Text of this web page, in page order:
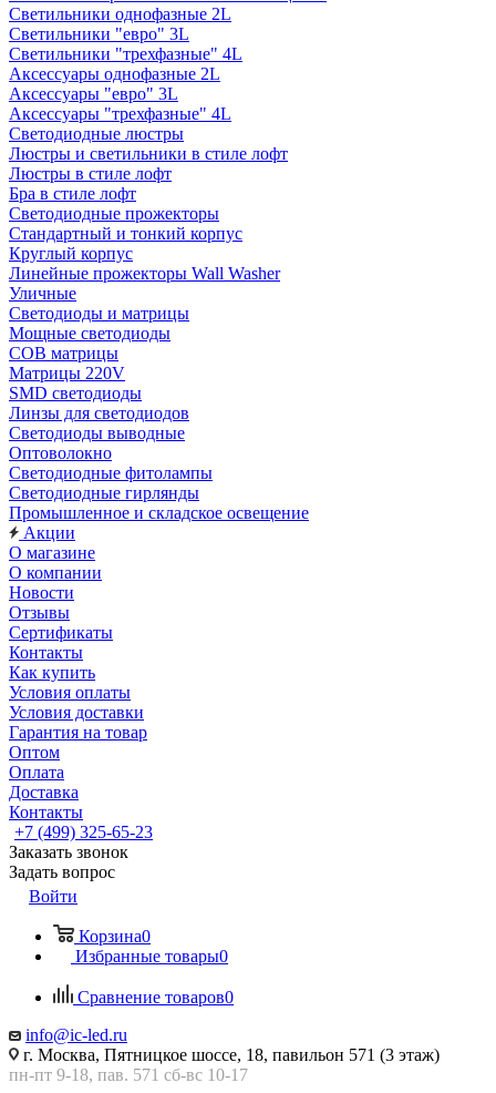
Светильники однофазные 2L
Светильники "евро" 3L
Светильники "трехфазные" 4L
Аксессуары однофазные 2L
Аксессуары "евро" 3L
Аксессуары "трехфазные" 4L
Светодиодные люстры
Люстры и светильники в стиле лофт
Люстры в стиле лофт
Бра в стиле лофт
Светодиодные прожекторы
Стандартный и тонкий корпус
Круглый корпус
Линейные прожекторы Wall Washer
Уличные
Светодиоды и матрицы
Мощные светодиоды
COB матрицы
Матрицы 220V
SMD светодиоды
Линзы для светодиодов
Светодиоды выводные
Оптоволокно
Светодиодные фитолампы
Светодиодные гирлянды
Промышленное и складское освещение
Акции
О магазине
О компании
Новости
Отзывы
Сертификаты
Контакты
Как купить
Условия оплаты
Условия доставки
Гарантия на товар
Оптом
Оплата
Доставка
Контакты
+7 (499) 325-65-23
Заказать звонок
Задать вопрос
Войти
Корзина0
Избранные товары0
Сравнение товаров0
info@ic-led.ru
г. Москва, Пятницкое шоссе, 18, павильон 571 (3 этаж)
пн-пт 9-18, пав. 571 сб-вс 10-17